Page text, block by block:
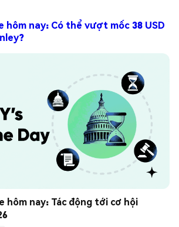
hôm nay: Có thể vượt mốc 38 USD
hôm nay: Tác động tới cơ hội